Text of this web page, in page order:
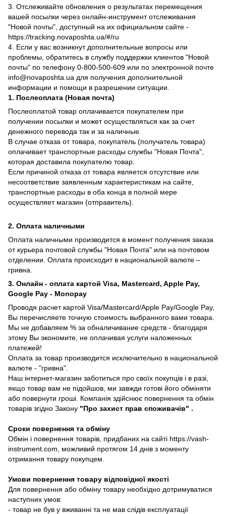
3. Отслеживайте обновления о результатах перемещения
вашей посылки через онлайн-инструмент отслеживания
"Новой почты", доступный на их официальном сайте -
https://tracking.novaposhta.ua/#/ru
4. Если у вас возникнут дополнительные вопросы или
проблемы, обратитесь в службу поддержки клиентов "Новой
почты" по телефону 0-800-500-609 или по электронной почте
info@novaposhta.ua для получения дополнительной
информации и помощи в разрешении ситуации.
1. Послеоплата (Новая почта)
Послеоплатой товар оплачивается покупателем при
получении посылки и может осуществляться как за счет
денежного перевода так и за наличные.
В случае отказа от товара, покупатель (получатель товара)
оплачивает транспортные расходы службы "Новая Почта",
которая доставила покупателю товар.
Если причиной отказа от товара является отсутствие или
несоответствие заявленным характеристикам на сайте,
транспортные расходы в оба конца в полной мере
осуществляет магазин (отправитель).
2. Оплата наличными
Оплата наличными производится в момент получения заказа
от курьера почтовой службы "Новая Почта" или на почтовом
отделении. Оплата происходит в национальной валюте –
гривна.
3. Онлайн - оплата картой Visa, Mastercard, Apple Pay,
Google Pay - Monopay
Проводя расчет картой Visa/Mastercard/Apple Pay/Google Pay,
Вы перечисляете точную стоимость выбранного вами товара.
Мы не добавляем % за обналичивание средств - благодаря
этому Вы экономите, не оплачивая услуги наложенных
платежей!
Оплата за товар производится исключительно в национальной
валюте - "гривна".
Наш інтернет-магазин заботиться про своїх покупців і в разі,
якщо товар вам не підойшов, ми завжди готові його обміняти
або повернути гроші. Компанія здійснює повернення та обмін
товарів згідно Закону "Про захист прав споживачів" .
Сроки повернення та обміну
Обмін і повернення товарів, придбаних на сайті https://vash-
instrument.com, можливий протягом 14 днів з моменту
отримання товару покупцем.
Умови повернення товару відповідної якості
Для повернення або обміну товару необхідно дотримуватися
наступних умов:
- товар не був у вживанні та не мав слідів експлуатації